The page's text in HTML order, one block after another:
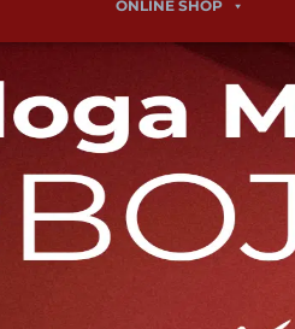
ONLINE SHOP